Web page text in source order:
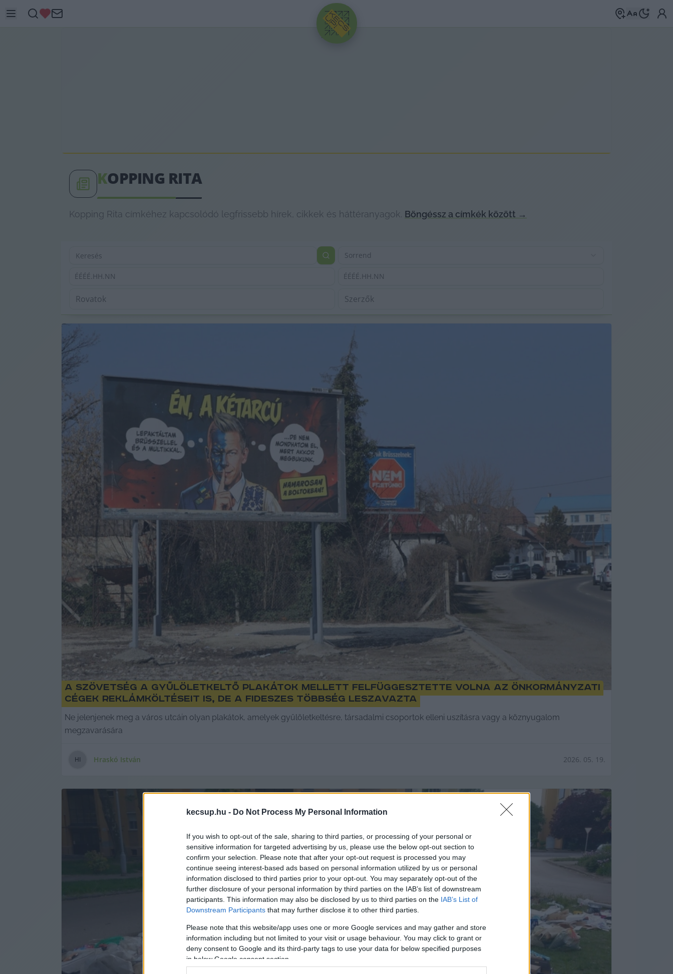
kecsup.hu - Do Not Process My Personal Information
If you wish to opt-out of the sale, sharing to third parties, or processing of your personal or
sensitive information for targeted advertising by us, please use the below opt-out section to
confirm your selection. Please note that after your opt-out request is processed you may
continue seeing interest-based ads based on personal information utilized by us or personal
information disclosed to third parties prior to your opt-out. You may separately opt-out of the
further disclosure of your personal information by third parties on the IAB’s list of downstream
participants. This information may also be disclosed by us to third parties on the IAB’s List of
Downstream Participants that may further disclose it to other third parties.
Please note that this website/app uses one or more Google services and may gather and store
information including but not limited to your visit or usage behaviour. You may click to grant or
deny consent to Google and its third-party tags to use your data for below specified purposes
in below Google consent section.
HIRDETÉS
KOPPING RITA
Kopping Rita címkéhez kapcsolódó legfrissebb hírek, cikkek és háttéranyagok. Böngéssz a címkék között →
Sorrend
ÉÉÉÉ.HH.NN ÉÉÉÉ.HH.NN
A Szövetség a gyűlöletkeltő plakátok mellett felfüggesztette volna az önkormányzati
cégek reklámköltéseit is, de a fideszes többség leszavazta
Ne jelenjenek meg a város utcáin olyan plakátok, amelyek gyűlöletkeltésre, társadalmi csoportok elleni uszításra vagy a köznyugalom
megzavarására
HI Hraskó István 2026. 05. 19.